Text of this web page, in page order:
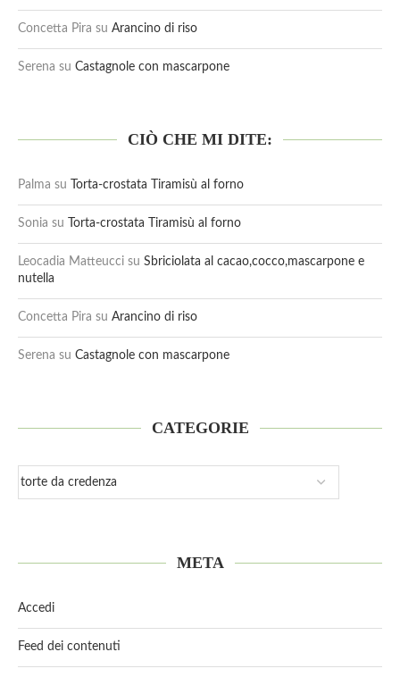
Concetta Pira su Arancino di riso
Serena su Castagnole con mascarpone
CIÒ CHE MI DITE:
Palma su Torta-crostata Tiramisù al forno
Sonia su Torta-crostata Tiramisù al forno
Leocadia Matteucci su Sbriciolata al cacao,cocco,mascarpone e
nutella
Concetta Pira su Arancino di riso
Serena su Castagnole con mascarpone
CATEGORIE
META
Accedi
Feed dei contenuti